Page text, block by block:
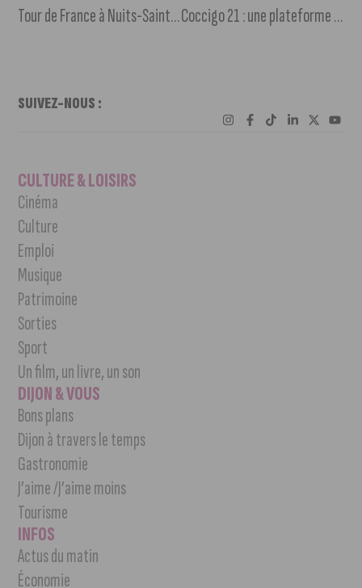
Tour de France à Nuits-Saint-Georges vendredi : carte de circulation et des accès Coccigo 21 : une plateforme locale de financement participatif de projets d’entreprises
SUIVEZ-NOUS :
CULTURE & LOISIRS
Cinéma
Culture
Emploi
Musique
Patrimoine
Sorties
Sport
Un film, un livre, un son
DIJON & VOUS
Bons plans
Dijon à travers le temps
Gastronomie
J’aime /J’aime moins
Tourisme
INFOS
Actus du matin
Économie